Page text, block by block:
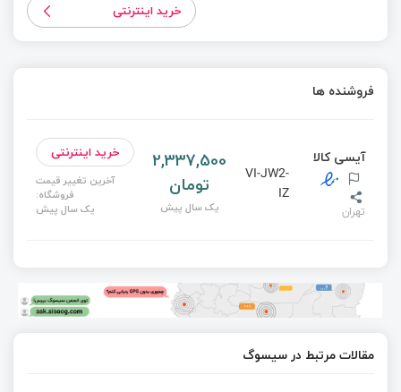
خرید اینترنتی
فروشنده ها
آیسی کالا
تهران
VI-JW2-
IZ
2,337,500
تومان
یک سال پیش
خرید اینترنتی
آخرین تغییر قیمت
فروشگاه:
یک سال پیش
مقالات مرتبط در سیسوگ